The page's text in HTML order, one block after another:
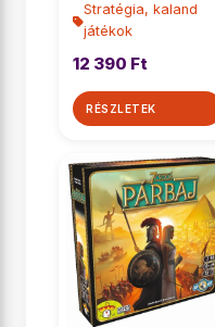
Stratégia, kaland
játékok
12 390 Ft
RÉSZLETEK